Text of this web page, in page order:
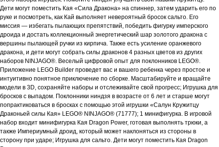
Дети могут поместить Кая «Сила Дракона» на спиннер, затем ударить его по
руке и посмотреть, как Кай выполняет невероятный бросок сальто. Его
миссия — избегать пылающих препятствий, победить фигурку имперского
дроида и достать коллекционный энергетический шар золотого дракона с
вершины пылающей ручки из кирпича. Также есть усиление оранжевого
дракона, и дети могут собрать силы драконов 4 разных цветов из других
наборов NINJAGO®. Веселый цифровой опыт для поклонников LEGO®.
Приложение LEGO Builder проведет вас и вашего ребенка через простое и
интуитивно понятное приключение по сборке. Масштабируйте и вращайте
модели в 3D, сохраняйте наборы и отслеживайте свой прогресс; Игрушка для
бросков с выпадом. Поклонники ниндзя в возрасте от 6 лет и старше могут
попрактиковаться в бросках с помощью этой игрушки «Салун Кружитцу
Драконьей силы Кая» LEGO® NINJAGO® (71777); 1 минифигурка. В игровой
набор входит минифигурка Кая Dragon Power, готовая выполнять трюки, а
также Империумный дроид, который может наклоняться из стороны в
сторону при ударе; Игрушка для сальто. Дети могут поместить Кая Dragon